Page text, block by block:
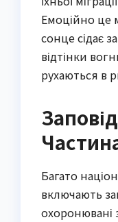
Емоційно це
сонце сідає
відтінки
рухаються в
Багато
включають
охоронювані